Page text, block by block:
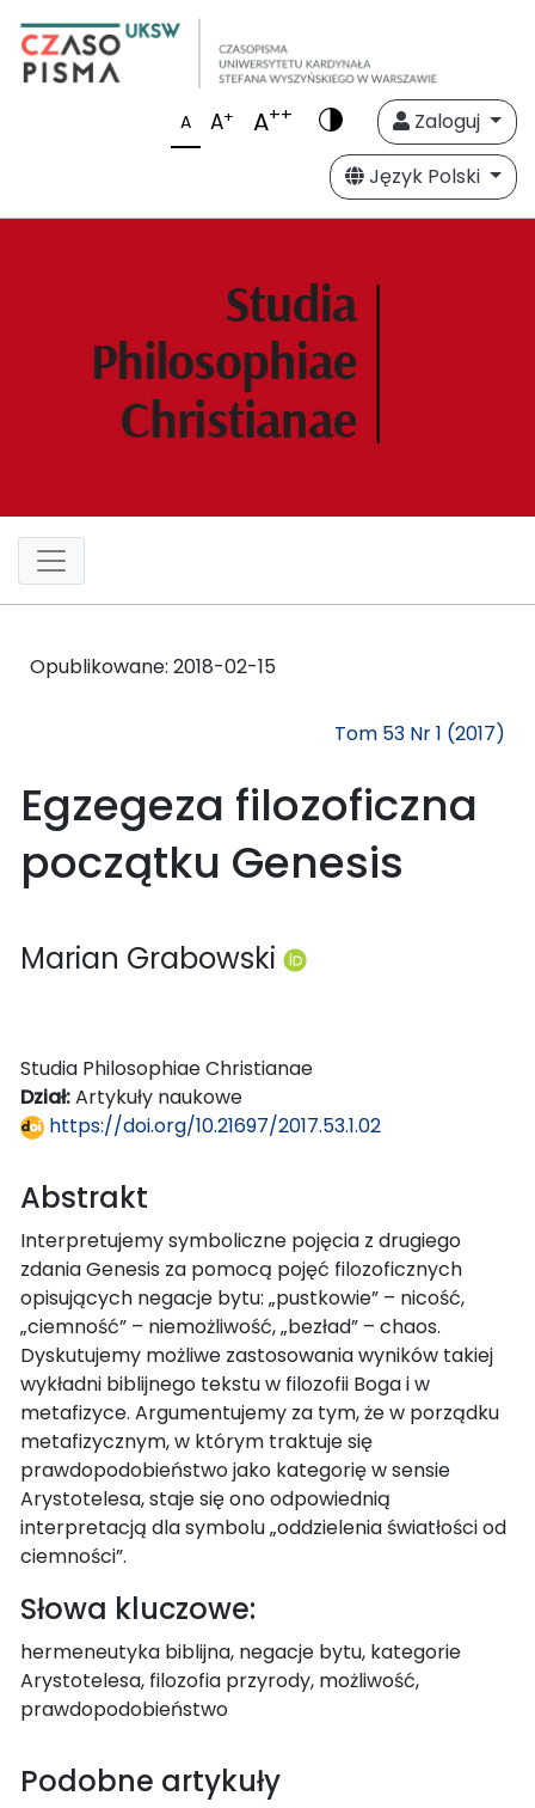
A A+ A++
Zaloguj
Język Polski
Opublikowane: 2018-02-15
Tom 53 Nr 1 (2017)
Egzegeza filozoficzna
początku Genesis
Marian Grabowski
Studia Philosophiae Christianae
Dział:Artykuły naukowe
https://doi.org/10.21697/2017.53.1.02
Abstrakt
Interpretujemy symboliczne pojęcia z drugiego
zdania Genesis za pomocą pojęć filozoficznych
opisujących negacje bytu: „pustkowie” – nicość,
„ciemność” – niemożliwość, „bezład” – chaos.
Dyskutujemy możliwe zastosowania wyników takiej
wykładni biblijnego tekstu w filozofii Boga i w
metafizyce. Argumentujemy za tym, że w porządku
metafizycznym, w którym traktuje się
prawdopodobieństwo jako kategorię w sensie
Arystotelesa, staje się ono odpowiednią
interpretacją dla symbolu „oddzielenia światłości od
ciemności”.
Słowa kluczowe:
hermeneutyka biblijna, negacje bytu, kategorie
Arystotelesa, filozofia przyrody, możliwość,
prawdopodobieństwo
Podobne artykuły